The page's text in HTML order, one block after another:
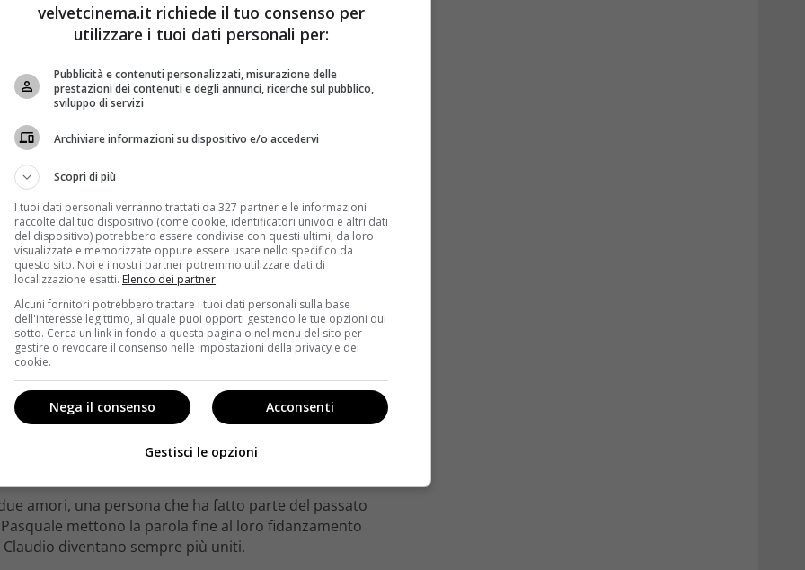
Franco e Bianca, cerca di riprendersi dallo shock
della possibilità di farsi rappresentare dallo studio
precipitare. Dopo aver superato il provino,
con Serena. I due sono sempre più solidali e
della pubblicità per lo studio di Niko e Ugo,
della campagna pubblicitaria dello studio
inaspettata. Come previsto da Teresa, la
litigiosa…
amori, una persona che ha fatto parte del passato
mettono la parola fine al loro fidanzamento
diventano sempre più uniti.
velvetcinema.it richiede il tuo consenso per
utilizzare i tuoi dati personali per:
Pubblicità e contenuti personalizzati, misurazione delle
prestazioni dei contenuti e degli annunci, ricerche sul pubblico,
sviluppo di servizi
Archiviare informazioni su dispositivo e/o accedervi
Scopri di più
I tuoi dati personali verranno trattati da 327 partner e le informazioni
raccolte dal tuo dispositivo (come cookie, identificatori univoci e altri dati
del dispositivo) potrebbero essere condivise con questi ultimi, da loro
visualizzate e memorizzate oppure essere usate nello specifico da
questo sito. Noi e i nostri partner potremmo utilizzare dati di
localizzazione esatti. Elenco dei partner.
Alcuni fornitori potrebbero trattare i tuoi dati personali sulla base
dell'interesse legittimo, al quale puoi opporti gestendo le tue opzioni qui
sotto. Cerca un link in fondo a questa pagina o nel menu del sito per
gestire o revocare il consenso nelle impostazioni della privacy e dei
cookie.
Acconsenti
Nega il consenso
Gestisci le opzioni